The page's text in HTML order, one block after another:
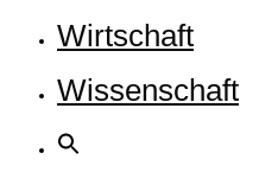
Wirt­schaft
Wis­sen­schaft